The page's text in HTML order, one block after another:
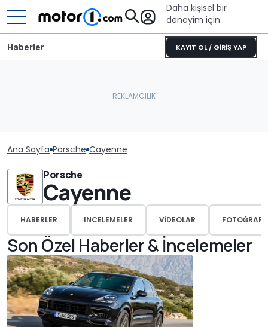
Daha kişisel bir
deneyim için
KAYIT OL / GİRİŞ YAP
Haberler
Ana Sayfa Porsche Cayenne
Porsche
Cayenne
HABERLER INCELEMELER VIDEOLAR
Son Özel Haberler & İncelemeler